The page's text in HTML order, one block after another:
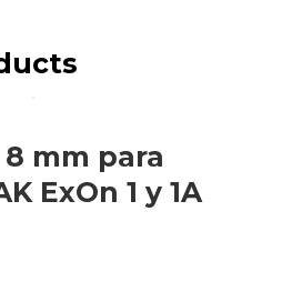
mm para
ExOn 1 y 1A